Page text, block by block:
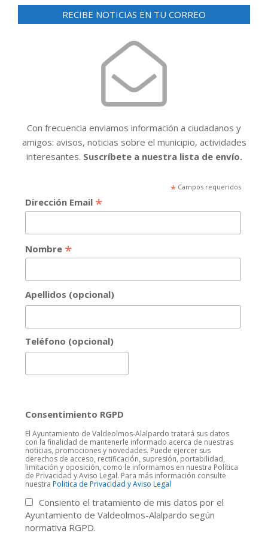
RECIBE NOTICIAS EN TU CORREO
Con frecuencia enviamos información a ciudadanos y
amigos: avisos, noticias sobre el municipio, actividades
interesantes. Suscríbete a nuestra lista de envío.
*Campos requeridos
Dirección Email *
Nombre *
Apellidos (opcional)
Teléfono (opcional)
Consentimiento RGPD
El Ayuntamiento de Valdeolmos-Alalpardo tratará sus datos
con la finalidad de mantenerle informado acerca de nuestras
noticias, promociones y novedades. Puede ejercer sus
derechos de acceso, rectificación, supresión, portabilidad,
limitación y oposición, como le informamos en nuestra Política
de Privacidad y Aviso Legal. Para más información consulte
nuestra Politica de Privacidad y Aviso Legal
Consiento el tratamiento de mis datos por el
Ayuntamiento de Valdeolmos-Alalpardo según
normativa RGPD.